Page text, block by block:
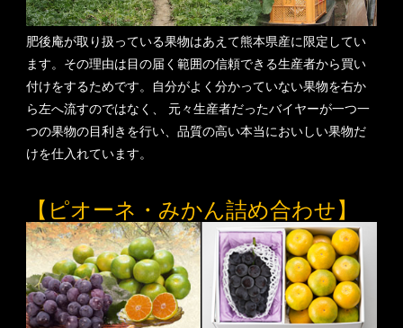
肥後庵が取り扱っている果物はあえて熊本県産に限定してい
ます。その理由は目の届く範囲の信頼できる生産者から買い
付けをするためです。自分がよく分かっていない果物を右か
ら左へ流すのではなく、 元々生産者だったバイヤーが一つ一
つの果物の目利きを行い、品質の高い本当においしい果物だ
けを仕入れています。
【ピオーネ・みかん詰め合わせ】